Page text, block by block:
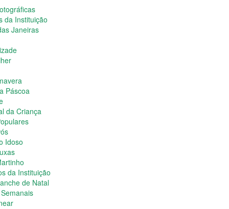
da Instituição
Janeiras
Páscoa
da Criança
Idoso
da Instituição
de Natal